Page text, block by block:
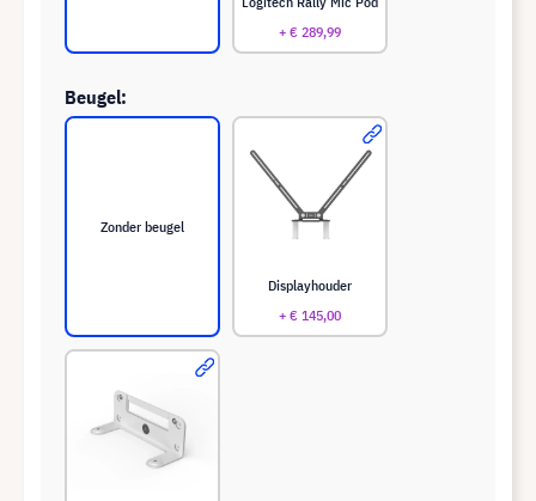
+ € 289,99
Beugel:
Zonder beugel
Displayhouder
+ € 145,00